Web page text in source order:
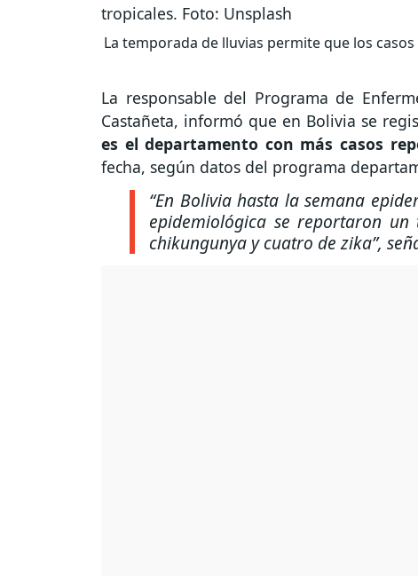
La temporada de lluvias permite que los
La responsable del Programa de
Castañeta, informó que en Bolivia se
es el departamento con más casos
fecha, según datos del programa
“En Bolivia hasta la semana
epidemiológica se reportaron
chikungunya y cuatro de zika”,